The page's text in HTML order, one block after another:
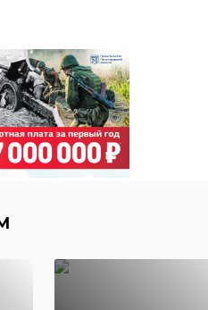
у
Александр
Дрозденко,
губернатор
области
хорошего